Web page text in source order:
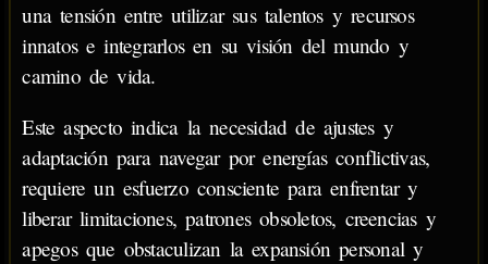
una tensión entre utilizar sus talentos y recursos
innatos e integrarlos en su visión del mundo y
camino de vida.
Este aspecto indica la necesidad de ajustes y
adaptación para navegar por energías conflictivas,
requiere un esfuerzo consciente para enfrentar y
liberar limitaciones, patrones obsoletos, creencias y
apegos que obstaculizan la expansión personal y